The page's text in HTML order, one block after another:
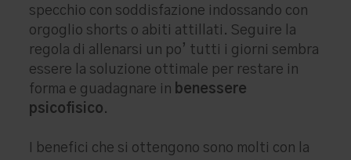
specchio con soddisfazione indossando con
orgoglio shorts o abiti attillati. Seguire la
regola di allenarsi un po’ tutti i giorni sembra
essere la soluzione ottimale per restare in
forma e guadagnare in benessere
psicofisico.
I benefici che si ottengono sono molti con la